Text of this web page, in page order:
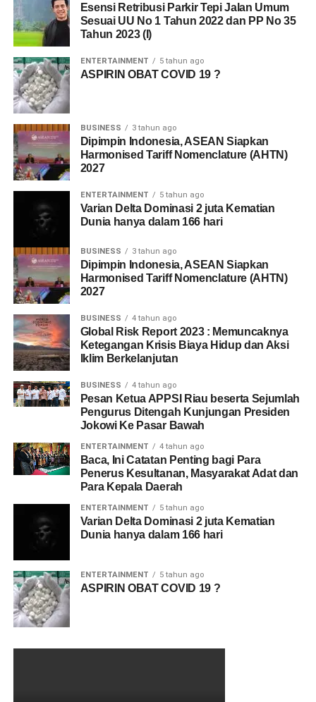
Esensi Retribusi Parkir Tepi Jalan Umum
Sesuai UU No 1 Tahun 2022 dan PP No 35
Tahun 2023 (I)
ENTERTAINMENT 5 tahun ago
ASPIRIN OBAT COVID 19 ?
BUSINESS 3 tahun ago
Dipimpin Indonesia, ASEAN Siapkan
Harmonised Tariff Nomenclature (AHTN)
2027
ENTERTAINMENT 5 tahun ago
Varian Delta Dominasi 2 juta Kematian
Dunia hanya dalam 166 hari
BUSINESS 3 tahun ago
Dipimpin Indonesia, ASEAN Siapkan
Harmonised Tariff Nomenclature (AHTN)
2027
BUSINESS 4 tahun ago
Global Risk Report 2023 : Memuncaknya
Ketegangan Krisis Biaya Hidup dan Aksi
Iklim Berkelanjutan
BUSINESS 4 tahun ago
Pesan Ketua APPSI Riau beserta Sejumlah
Pengurus Ditengah Kunjungan Presiden
Jokowi Ke Pasar Bawah
ENTERTAINMENT 4 tahun ago
Baca, Ini Catatan Penting bagi Para
Penerus Kesultanan, Masyarakat Adat dan
Para Kepala Daerah
ENTERTAINMENT 5 tahun ago
Varian Delta Dominasi 2 juta Kematian
Dunia hanya dalam 166 hari
ENTERTAINMENT 5 tahun ago
ASPIRIN OBAT COVID 19 ?